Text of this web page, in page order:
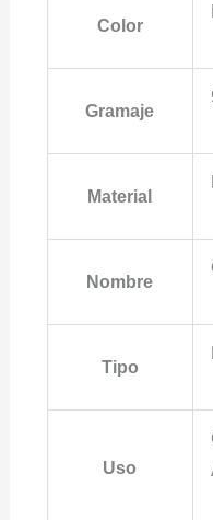
Color
Gramaje
Material
Nombre
Tipo
Uso